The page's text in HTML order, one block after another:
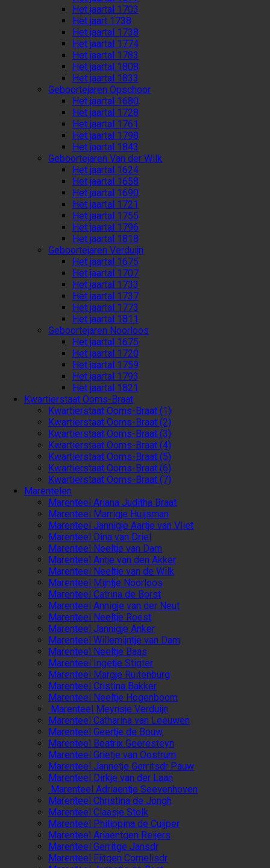
Het jaartal 1703
Het jaart 1738
Het jaartal 1738
Het jaartal 1774
Het jaartal 1783
Het jaartal 1808
Het jaartal 1833
Geboortejaren Opschoor
Het jaartal 1680
Het jaartal 1728
Het jaartal 1761
Het jaartal 1798
Het jaartal 1843
Geboortejaren Van der Wilk
Het jaartal 1624
Het jaartal 1658
Het jaartal 1690
Het jaartal 1721
Het jaartal 1755
Het jaartal 1796
Het jaartal 1818
Geboortejaren Verduijn
Het jaartal 1675
Het jaartal 1707
Het jaartal 1733
Het jaartal 1737
Het jaartal 1773
Het jaartal 1811
Geboortejaren Noorloos
Het jaartal 1675
Het jaartal 1720
Het jaartal 1759
Het jaartal 1793
Het jaartal 1821
Kwartierstaat Ooms-Braat
Kwartierstaat Ooms-Braat (1)
Kwartierstaat Ooms-Braat (2)
Kwartierstaat Ooms-Braat (3)
Kwartierstaat Ooms-Braat (4)
Kwartierstaat Ooms-Braat (5)
Kwartierstaat Ooms-Braat (6)
Kwartierstaat Ooms-Braat (7)
Marentelen
Marenteel Ariana Juditha Braat
Marenteel Marrigje Huijsman
Marenteel Jannigje Aartje van Vliet
Marenteel Dina van Driel
Marenteel Neeltje van Dam
Marenteel Antje van den Akker
Marenteel Neeltje van de Wilk
Marenteel Mijntje Noorloos
Marenteel Catrina de Borst
Marenteel Annigje van der Neut
Marenteel Neeltje Roest
Marenteel Jannigje Anker
Marenteel Willemijntje van Dam
Marenteel Neeltje Baas
Marenteel Ingetje Stigter
Marenteel Margje Ruitenburg
Marenteel Cristina Bakker
Marenteel Neeltje Hogenboom
Marenteel Meynsje Verduijn
Marenteel Catharina van Leeuwen
Marenteel Geertje de Bouw
Marenteel Beatrix Geeresteyn
Marenteel Grietje van Oostrum
Marenteel Jannetje Gerritsdr Pauw
Marenteel Dirkje van der Laan
Marenteel Adriaentje Seevenhoven
Marenteel Christina de Jongh
Marenteel Claasje Stolk
Marenteel Philippina de Cuijper
Marenteel Ariaentgen Reijers
Marenteel Gerritge Jansdr
Marenteel Fijtgen Cornelisdr